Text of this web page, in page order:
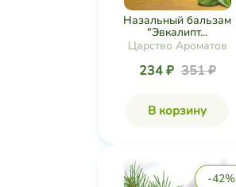
Назальный бальзам
"Эвкалипт...
Царство Ароматов
234 ₽ 351 ₽
В корзину
-42%